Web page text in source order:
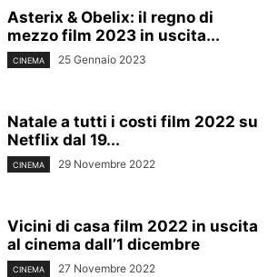
Asterix & Obelix: il regno di
mezzo film 2023 in uscita...
CINEMA 25 Gennaio 2023
Natale a tutti i costi film 2022 su
Netflix dal 19...
CINEMA 29 Novembre 2022
Vicini di casa film 2022 in uscita
al cinema dall’1 dicembre
CINEMA 27 Novembre 2022